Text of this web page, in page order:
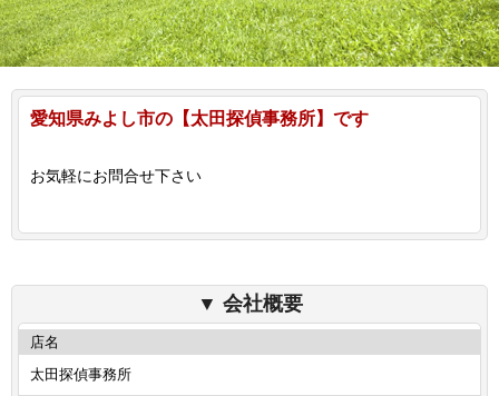
愛知県みよし市の【太田探偵事務所】です
お気軽にお問合せ下さい
会社概要
店名
太田探偵事務所